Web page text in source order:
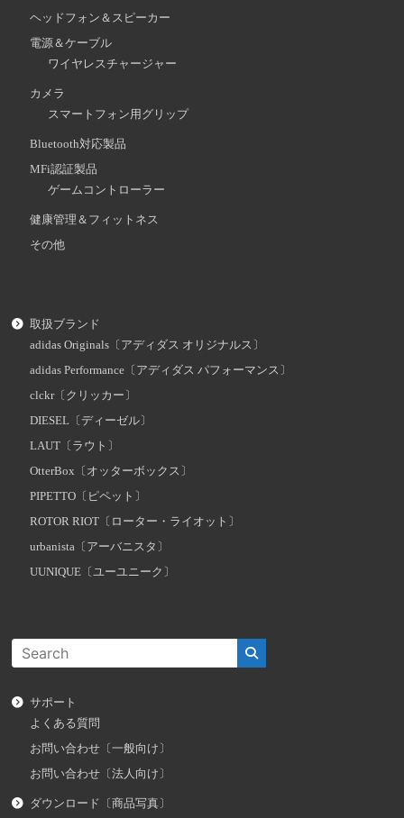
ヘッドフォン＆スピーカー
電源＆ケーブル
ワイヤレスチャージャー
カメラ
スマートフォン用グリップ
Bluetooth対応製品
MFi認証製品
ゲームコントローラー
健康管理＆フィットネス
その他
取扱ブランド
adidas Originals〔アディダス オリジナルス〕
adidas Performance〔アディダス パフォーマンス〕
clckr〔クリッカー〕
DIESEL〔ディーゼル〕
LAUT〔ラウト〕
OtterBox〔オッターボックス〕
PIPETTO〔ピペット〕
ROTOR RIOT〔ローター・ライオット〕
urbanista〔アーバニスタ〕
UUNIQUE〔ユーユニーク〕
サポート
よくある質問
お問い合わせ〔一般向け〕
お問い合わせ〔法人向け〕
ダウンロード〔商品写真〕